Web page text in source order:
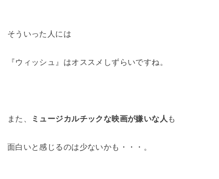
そういった人には
『ウィッシュ』はオススメしずらいですね。
また、 ミュージカルチックな映画が嫌いな人 も
面白いと感じるのは少ないかも・・・。